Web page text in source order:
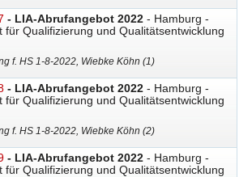
- LIA-Abrufangebot 2022 - Hamburg -
für Qualifizierung und Qualitätsentwicklung
f. HS 1-8-2022, Wiebke Köhn (1)
- LIA-Abrufangebot 2022 - Hamburg -
für Qualifizierung und Qualitätsentwicklung
f. HS 1-8-2022, Wiebke Köhn (2)
- LIA-Abrufangebot 2022 - Hamburg -
für Qualifizierung und Qualitätsentwicklung